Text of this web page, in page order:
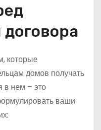
которые
домов получать
в нем – это
ваши